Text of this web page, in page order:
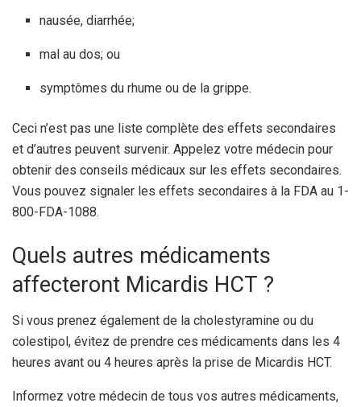
nausée, diarrhée;
mal au dos; ou
symptômes du rhume ou de la grippe.
Ceci n’est pas une liste complète des effets secondaires
et d’autres peuvent survenir. Appelez votre médecin pour
obtenir des conseils médicaux sur les effets secondaires.
Vous pouvez signaler les effets secondaires à la FDA au 1-
800-FDA-1088.
Quels autres médicaments
affecteront Micardis HCT ?
Si vous prenez également de la cholestyramine ou du
colestipol, évitez de prendre ces médicaments dans les 4
heures avant ou 4 heures après la prise de Micardis HCT.
Informez votre médecin de tous vos autres médicaments,